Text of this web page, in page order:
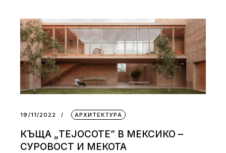
19/11/2022 АРХИТЕКТУРА
КЪЩА „ТEJOCOTE” В МЕКСИКО –
СУРОВОСТ И МЕКОТА